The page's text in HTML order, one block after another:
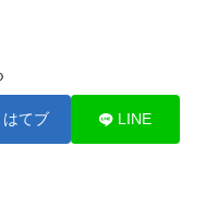
はてブ LINE